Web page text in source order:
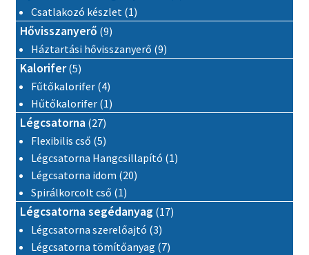
Csatlakozó készlet 11 termék
Hővisszanyerő 99 termék
Háztartási hővisszanyerő 99 termék
Kalorifer 55 termék
Fűtőkalorifer 44 termék
Hűtőkalorifer 11 termék
Légcsatorna 2727 termék
Flexibilis cső 55 termék
Légcsatorna Hangcsillapító 11 termék
Légcsatorna idom 2020 termék
Spirálkorcolt cső 11 termék
Légcsatorna segédanyag 1717 termék
Légcsatorna szerelőajtó 33 termék
Légcsatorna tömítőanyag 77 termék